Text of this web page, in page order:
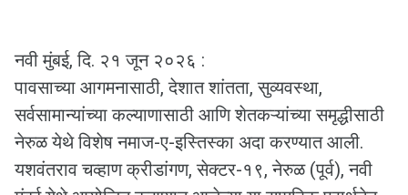
नवी मुंबई, दि. २१ जून २०२६ :
पावसाच्या आगमनासाठी, देशात शांतता, सुव्यवस्था,
सर्वसामान्यांच्या कल्याणासाठी आणि शेतकऱ्यांच्या समृद्धीसाठी
नेरुळ येथे विशेष नमाज-ए-इस्तिस्का अदा करण्यात आली.
यशवंतराव चव्हाण क्रीडांगण, सेक्टर-१९, नेरुळ (पूर्व), नवी